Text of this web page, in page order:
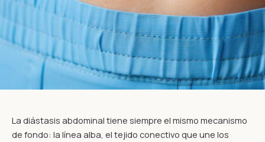
La diástasis abdominal tiene siempre el mismo mecanismo
de fondo: la línea alba, el tejido conectivo que une los